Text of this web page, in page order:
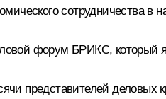
форум БРИКС, который
представителей деловых